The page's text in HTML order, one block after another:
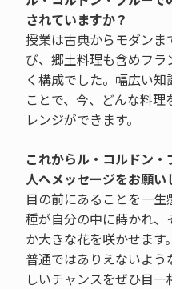
されていますか？
授業は古典からモダンま
び、郷土料理も含めフ
く構成でした。幅広い
ことで、今、どんな料
レンジができます。
これからル・コルドン
人へメッセージをお願い
目の前にあることを一
種が自分の中に蒔かれ
か大きな花を咲かせます
普通ではありえないよ
しいチャンスをぜひ目一